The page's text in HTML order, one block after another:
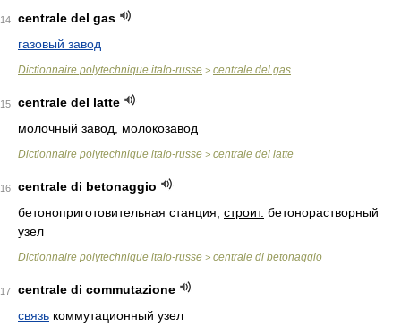
14
centrale del gas
газовый завод
Dictionnaire polytechnique italo-russe > centrale del gas
15
centrale del latte
молочный завод, молокозавод
Dictionnaire polytechnique italo-russe > centrale del latte
16
centrale di betonaggio
бетоноприготовительная станция, строит. бетонорастворный
узел
Dictionnaire polytechnique italo-russe > centrale di betonaggio
17
centrale di commutazione
связь коммутационный узел